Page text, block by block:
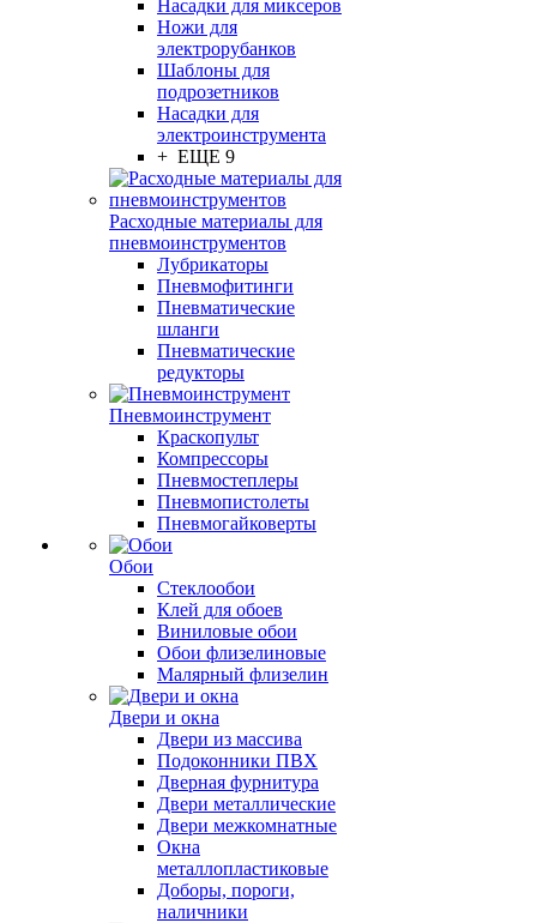
Насадки для миксеров
Ножи для
электрорубанков
Шаблоны для
подрозетников
Насадки для
электроинструмента
+ ЕЩЕ 9
Расходные материалы для
пневмоинструментов
Лубрикаторы
Пневмофитинги
Пневматические
шланги
Пневматические
редукторы
Пневмоинструмент
Краскопульт
Компрессоры
Пневмостеплеры
Пневмопистолеты
Пневмогайковерты
Обои
Стеклообои
Клей для обоев
Виниловые обои
Обои флизелиновые
Малярный флизелин
Двери и окна
Двери из массива
Подоконники ПВХ
Дверная фурнитура
Двери металлические
Двери межкомнатные
Окна
металлопластиковые
Доборы, пороги,
наличники